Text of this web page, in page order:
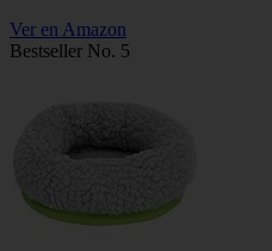
Ver en Amazon
Bestseller No. 5